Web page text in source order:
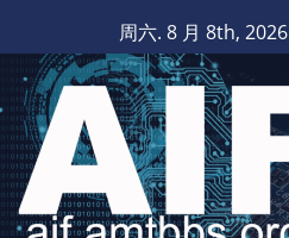
至
内
容
周六. 8 月 8th, 2026